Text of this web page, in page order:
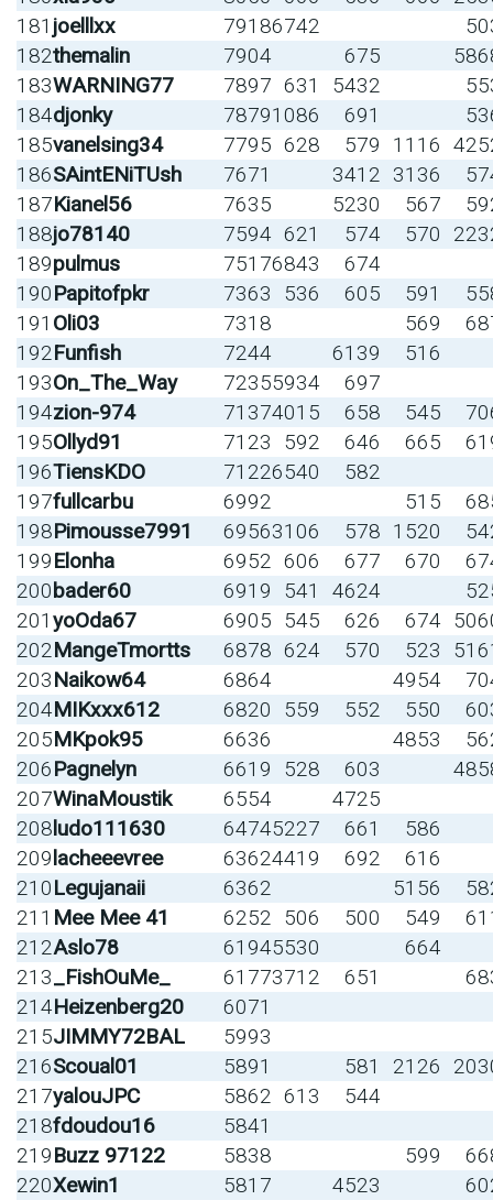
181 joelllxx 79186742
182themalin 7904 675
183WARNING77 7897 631 5432
184djonky 78791086 691
185vanelsing34 7795 628 579 1116
186SAintENiTUsh 7671 3412 3136
187Kianel56 7635 5230 567
188jo78140 7594 621 574 570
189pulmus 75176843
674
190Papitofpkr 7363 536 605 591
191 Oli03 7318 569
192Funfish 7244 6139
516
193On_The_Way 72355934
697
194zion-974 71374015 658 545
195Ollyd91 7123 592 646 665
196TiensKDO 71226540
582
197fullcarbu 6992 515
198Pimousse7991 69563106 578 1520
199Elonha 6952 606 677 670
200bader60 6919 541 4624
201 yoOda67 6905 545 626 674
202MangeTmortts 6878 624 570 523
203Naikow64 6864 4954
204MIKxxx612 6820 559 552 550
205MKpok95 6636 4853
206Pagnelyn 6619 528 603
207WinaMoustik 6554
4725
208ludo111630 64745227 661
586
209lacheeevree 63624419 692
616
210Legujanaii 6362 5156
211 Mee Mee 41 6252 506 500 549
212Aslo78 61945530
664
213_FishOuMe_ 61773712 651
214Heizenberg20
6071
215JIMMY72BAL
5993
216Scoual01 5891 581 2126
217yalouJPC 5862 613
544
218fdoudou16
5841
219Buzz 97122 5838 599
220Xewin1 5817 4523